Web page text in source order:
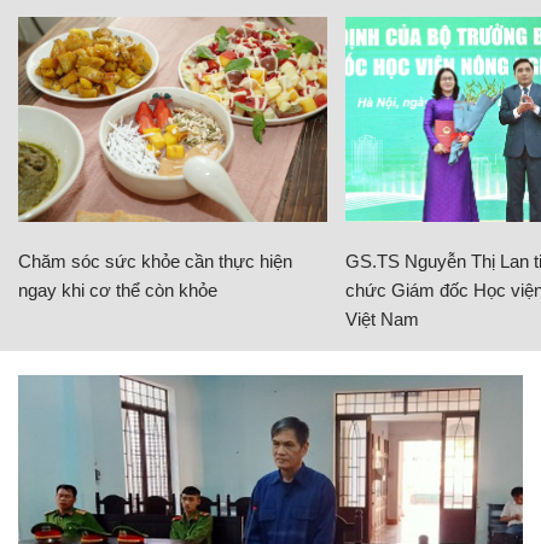
Chăm sóc sức khỏe cần thực hiện
ngay khi cơ thể còn khỏe
GS.TS Nguyễn Thị Lan
chức Giám đốc Học
Việt Nam